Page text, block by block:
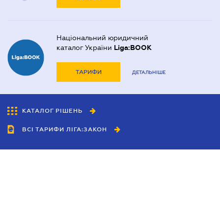
Національний юридичний
каталог України Liga:BOOK
ТАРИФИ ДЕТАЛЬНІШЕ
КАТАЛОГ РІШЕНЬ
ВСІ ТАРИФИ ЛІГА:ЗАКОН